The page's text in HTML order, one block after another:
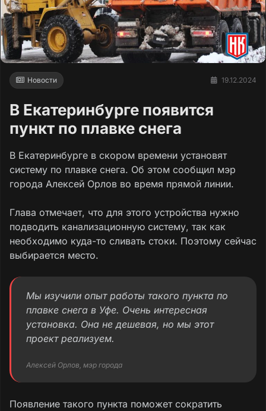
Новости 19.12.2024
В Екатеринбурге появится
пункт по плавке снега
В Екатеринбурге в скором времени установят
систему по плавке снега. Об этом сообщил мэр
города Алексей Орлов во время прямой линии.
Глава отмечает, что для этого устройства нужно
подводить канализационную систему, так как
необходимо куда-то сливать стоки. Поэтому сейчас
выбирается место.
Мы изучили опыт работы такого пункта по
плавке снега в Уфе. Очень интересная
установка. Она не дешевая, но мы этот
проект реализуем.
Алексей Орлов, мэр города
Появление такого пункта поможет сократить